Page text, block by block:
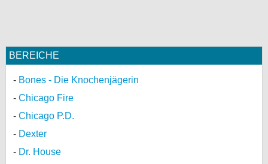
BEREICHE
Bones - Die Knochenjägerin
Chicago Fire
Chicago P.D.
Dexter
Dr. House